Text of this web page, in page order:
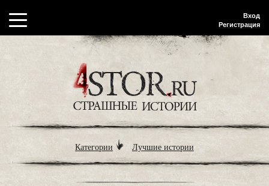
Вход
Регистрация
Категории Лучшие истории